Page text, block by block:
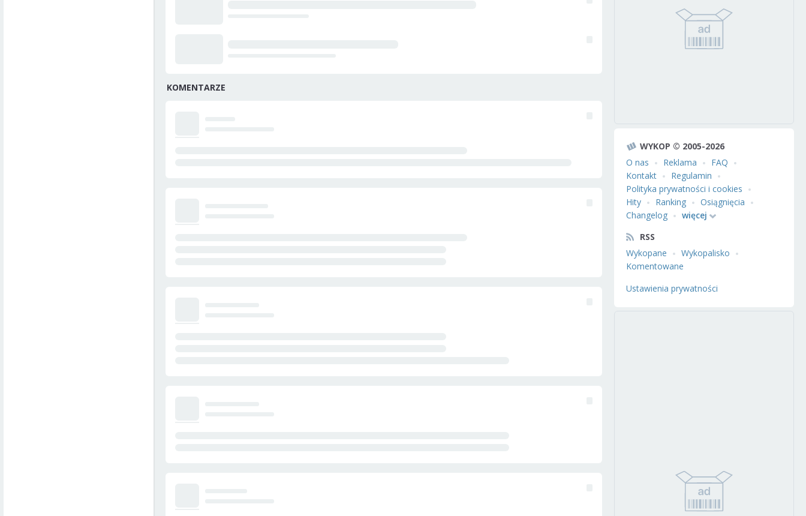
KOMENTARZE
WYKOP © 2005-2026
O nas
Reklama
FAQ
Kontakt
Regulamin
Polityka prywatności i cookies
Hity
Ranking
Osiągnięcia
Changelog
więcej
RSS
Wykopane
Wykopalisko
Komentowane
Ustawienia prywatności